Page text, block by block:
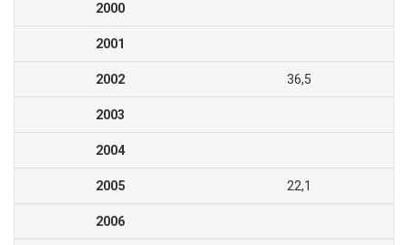
2000
2001
2002 36,5
2003
2004
2005 22,1
2006